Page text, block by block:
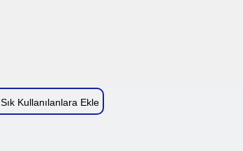
Sık Kullanılanlara Ekle